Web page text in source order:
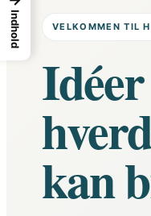
VELKOMMEN TIL
kan
Indhold